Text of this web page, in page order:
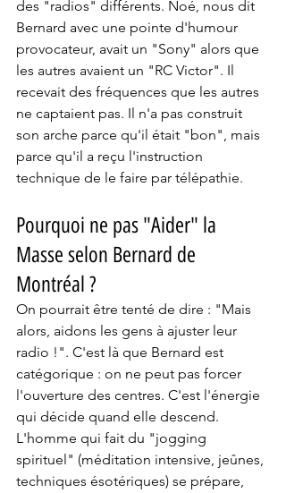
des "radios" différents. Noé, nous dit
Bernard avec une pointe d'humour
provocateur, avait un "Sony" alors que
les autres avaient un "RC Victor". Il
recevait des fréquences que les autres
ne captaient pas. Il n'a pas construit
son arche parce qu'il était "bon", mais
parce qu'il a reçu l'instruction
technique de le faire par télépathie.
Pourquoi ne pas "Aider" la
Masse selon Bernard de
Montréal ?
On pourrait être tenté de dire : "Mais
alors, aidons les gens à ajuster leur
radio !". C'est là que Bernard est
catégorique : on ne peut pas forcer
l'ouverture des centres. C'est l'énergie
qui décide quand elle descend.
L'homme qui fait du "jogging
spirituel" (méditation intensive, jeûnes,
techniques ésotériques) se prépare,